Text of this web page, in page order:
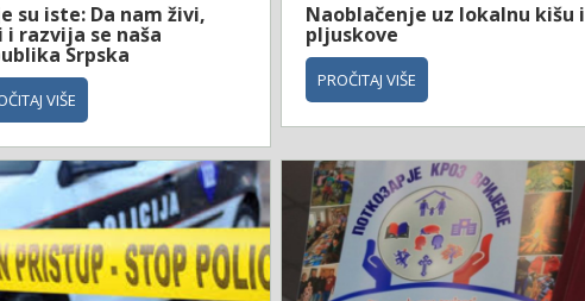
su iste: Da nam živi,
i razvija se naša
Srpska
VIŠE
Naoblačenje uz lokalnu kišu i
pljuskove
PROČITAJ VIŠE